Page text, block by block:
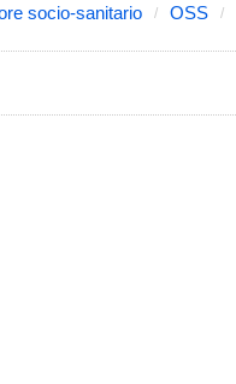
socio-sanitario OSS